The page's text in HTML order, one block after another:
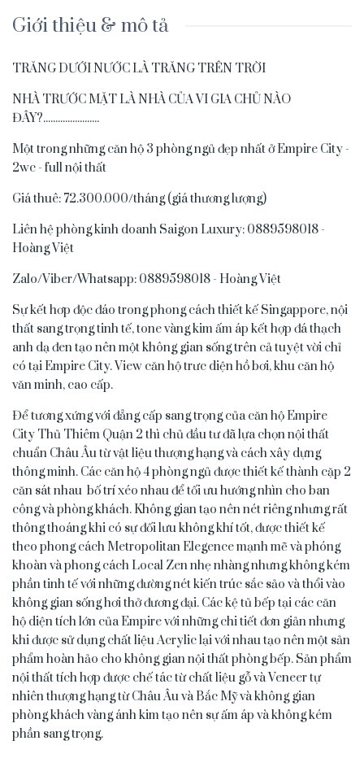
Giới thiệu & mô tả
TRĂNG DƯỚI NƯỚC LÀ TRĂNG TRÊN TRỜI
NHÀ TRƯỚC MẶT LÀ NHÀ CỦA VI GIA CHỦ NÀO
ĐÂY?.......................
Một trong những căn hộ 3 phòng ngủ đẹp nhất ở Empire City -
2wc - full nội thất
Giá thuê: 72.300.000/tháng (giá thương lượng)
Liên hệ phòng kinh doanh Saigon Luxury: 0889598018 -
Hoàng Việt
Zalo/Viber/Whatsapp: 0889598018 - Hoàng Việt
Sự kết hơp độc đáo trong phong cách thiết kế Singappore, nội
thất sang trọng tinh tế, tone vàng kim ấm áp kết hợp đá thạch
anh dạ đen tạo nên một không gian sống trên cả tuyệt vời chỉ
có tại Empire City. View căn hộ trưc diện hồ bơi, khu căn hộ
văn minh, cao cấp.
Để tương xứng với đẳng cấp sang trọng của căn hộ Empire
City Thủ Thiêm Quận 2 thì chủ đầu tư đã lựa chọn nội thất
chuẩn Châu Âu từ vật liệu thượng hạng và cách xây dựng
thông minh. Các căn hộ 4 phòng ngủ được thiết kế thành cặp 2
căn sát nhau bố trí xéo nhau để tối ưu hướng nhìn cho ban
công và phòng khách. Không gian tạo nên nét riêng nhưng rất
thông thoáng khi có sự đối lưu không khí tốt, được thiết kế
theo phong cách Metropolitan Elegence mạnh mẽ và phóng
khoàn và phong cách Local Zen nhẹ nhàng nhưng không kém
phần tinh tế với những đường nét kiến trúc sắc sảo và thổi vào
không gian sống hơi thở đương đại. Các kệ tủ bếp tại các căn
hộ diện tích lớn của Empire với những chi tiết đơn giản nhưng
khi được sử dụng chất liệu Acrylic lại với nhau tạo nên một sản
phẩm hoàn hảo cho không gian nội thất phòng bếp. Sản phẩm
nội thất tích hợp được chế tác từ chất liệu gỗ và Veneer tự
nhiên thượng hạng từ Châu Âu và Bắc Mỹ và không gian
phòng khách vàng ánh kim tạo nên sự ấm áp và không kém
phần sang trọng.